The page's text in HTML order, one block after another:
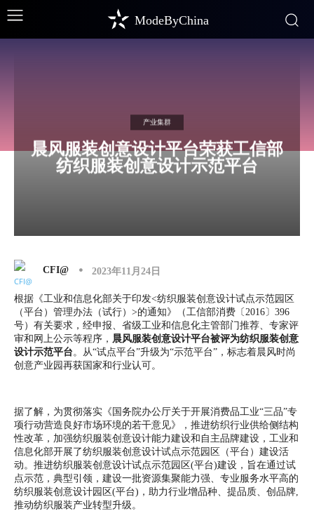
ModeByChina
产业集群
晨风服装创意设计平台荣获工信部
纺织服装创意设计示范平台
CFI@ 2023年11月24日
根据《工业和信息化部关于印发<纺织服装创意设计试点示范园区
（平台）管理办法（试行）>的通知》（工信部消费〔2016〕396
号）有关要求，经申报、省级工业和信息化主管部门推荐、专家评
审和网上公示等程序， 晨风服装创意设计平台被评为纺织服装创意
设计示范平台。从“试点平台”升级为“示范平台”，标志着晨风时尚
创意产业园再获国家和行业认可。
据了解，为贯彻落实《国务院办公厅关于开展消费品工业“三品”专
项行动营造良好市场环境的若干意见》，推进纺织行业供给侧结构
性改革，加强纺织服装创意设计能力建设和自主品牌建设，工业和
信息化部开展了纺织服装创意设计试点示范园区（平台）建设活
动。推进纺织服装创意设计试点示范园区(平台)建设，旨在通过试
点示范，典型引领，建设一批资源集聚能力强、专业服务水平高的
纺织服装创意设计园区(平台)，助力行业增品种、提品质、创品牌,
推动纺织服装产业转型升级。